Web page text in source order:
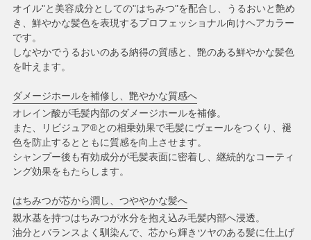
オイル"と美容成分としての"はちみつ"を配合し、うるおいと艶め
き、鮮やかな髪色を表現するプロフェッショナル向けヘアカラー
です。
しなやかでうるおいのある納得の質感と、艶のある鮮やかな髪色
を叶えます。
ダメージホールを補修し、艶やかな質感へ
オレイン酸が毛髪内部のダメージホールを補修。
また、リビジュア®との相乗効果で毛髪にヴェールをつくり、褪
色を防止するとともに質感を向上させます。
シャンプー後も有効成分が毛髪表面に密着し、継続的なコーティ
ング効果をもたらします。
はちみつが芯から潤し、つややかな髪へ
親水基を持つはちみつが水分を抱え込み毛髪内部へ浸透。
油分とバランスよく馴染んで、芯から輝きツヤのある髪に仕上げ